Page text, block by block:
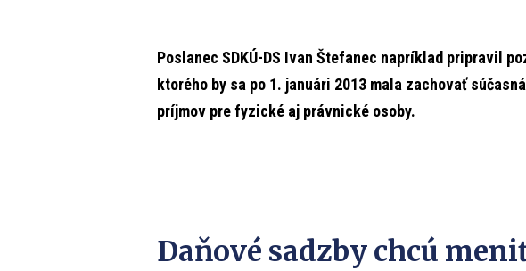
Poslanec SDKÚ-DS Ivan Štefanec napríklad pripravil
ktorého by sa po 1. januári 2013 mala zachovať
príjmov pre fyzické aj právnické osoby.
Daňové sadzby chcú